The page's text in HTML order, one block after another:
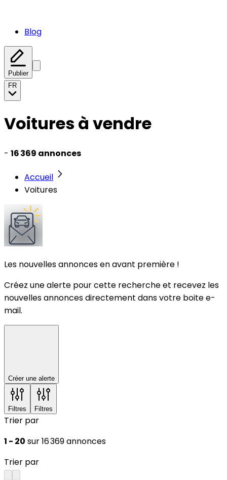
Blog
Publier
FR
Voitures à vendre
- 16 369 annonces
Accueil
Voitures
Les nouvelles annonces en avant première !
Créez une alerte pour cette recherche et recevez les
nouvelles annonces directement dans votre boite e-
mail.
Créer une alerte
Filtres Filtres
Trier par
1 - 20 sur 16 369 annonces
Trier par